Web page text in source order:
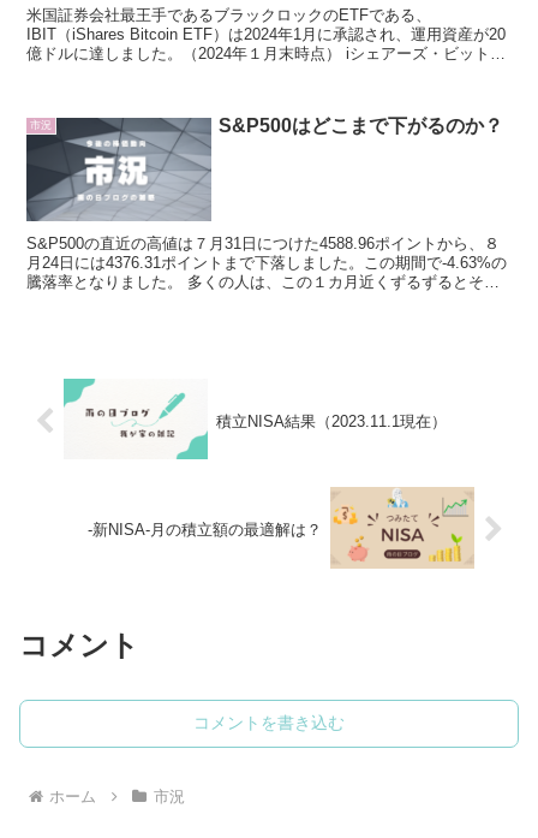
米国証券会社最王手であるブラックロックのETFである、
IBIT（iShares Bitcoin ETF）は2024年1月に承認され、運用資産が20
億ドルに達しました。（2024年１月末時点） iシェアーズ・ビットコ
市況 S&P500はどこまで下がるのか？
S&P500の直近の高値は７月31日につけた4588.96ポイントから、８
月24日には4376.31ポイントまで下落しました。この期間で-4.63%の
騰落率となりました。 多くの人は、この１カ月近くずるずるとその
積立NISA結果（2023.11.1現在）
-新NISA-月の積立額の最適解は？
コメント
コメントを書き込む
ホーム 市況